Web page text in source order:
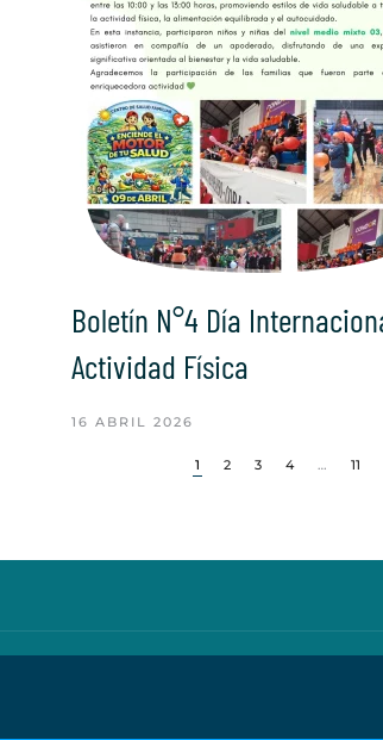
Boletín N°4 Día
Actividad Física
16 ABRIL 2026
1 2 3 4 … 11